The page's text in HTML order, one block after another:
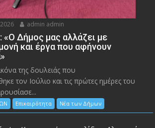
admin admin
Δήμος μας αλλάζει με
και έργα που αφήνουν
της δουλειάς που
τον Ιούλιο και τις πρώτες ημέρες του
Επικαιρότητα Νέα των Δήμων